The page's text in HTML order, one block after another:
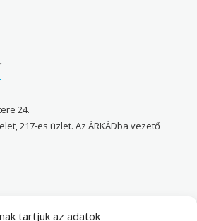
tartjuk az adatok
24.
217-es üzlet. Az ÁRKÁDba vezető